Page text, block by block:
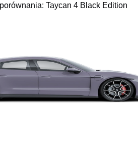
Taycan 4 Black Edition